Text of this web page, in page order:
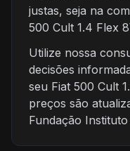
justas, seja na
500 Cult 1.4 Flex
Utilize nossa
decisões
seu Fiat 500 Cult
preços são
Fundação